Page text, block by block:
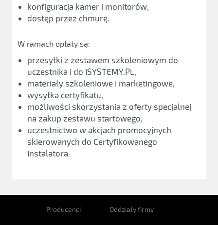
konfiguracja kamer i monitorów,
dostęp przez chmurę.
W ramach opłaty są:
przesyłki z zestawem szkoleniowym do
uczestnika i do ISYSTEMY.PL,
materiały szkoleniowe i marketingowe,
wysyłka certyfikatu,
możliwości skorzystania z oferty specjalnej
na zakup zestawu startowego,
uczestnictwo w akcjach promocyjnych
skierowanych do Certyfikowanego
Instalatora.
Producenci Oddziały firmy